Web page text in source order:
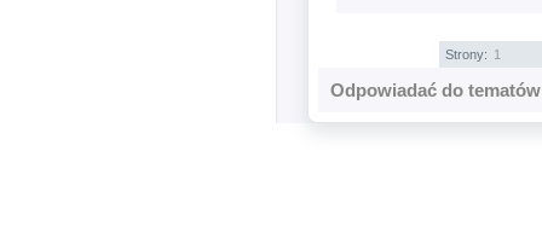
Strony: 1
Odpowiadać do